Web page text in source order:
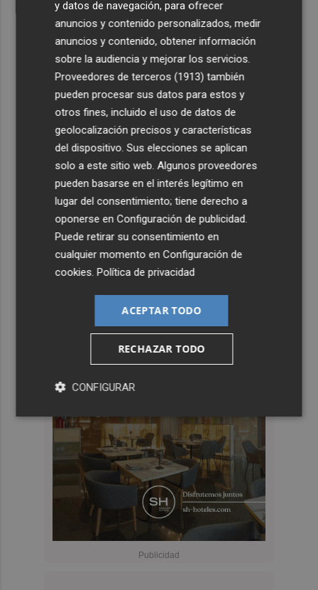
y datos de navegación, para ofrecer
anuncios y contenido personalizados, medir
anuncios y contenido, obtener información
sobre la audiencia y mejorar los servicios.
Proveedores de terceros (1913) también
pueden procesar sus datos para estos y
otros fines, incluido el uso de datos de
geolocalización precisos y características
del dispositivo. Sus elecciones se aplican
solo a este sitio web. Algunos proveedores
pueden basarse en el interés legítimo en
lugar del consentimiento; tiene derecho a
oponerse enConfiguración de publicidad
Puede retirar su consentimiento en
cualquier momento enConfiguración de
cookies .Política de privacidad
ACEPTAR TODO
RECHAZAR TODO
CONFIGURAR